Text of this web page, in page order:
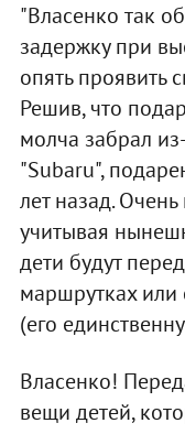
"Власенко так
задержку при
опять проявить
Решив, что
молча забрал
"Subaru",
лет назад.
учитывая
дети будут
маршрутках или
(его
Власенко!
вещи детей,